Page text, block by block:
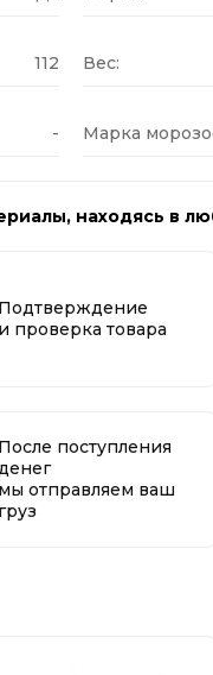
112 Вес:
- Марка
находясь в
Подтверждение
и проверка товара
После поступления
мы отправляем ваш
груз